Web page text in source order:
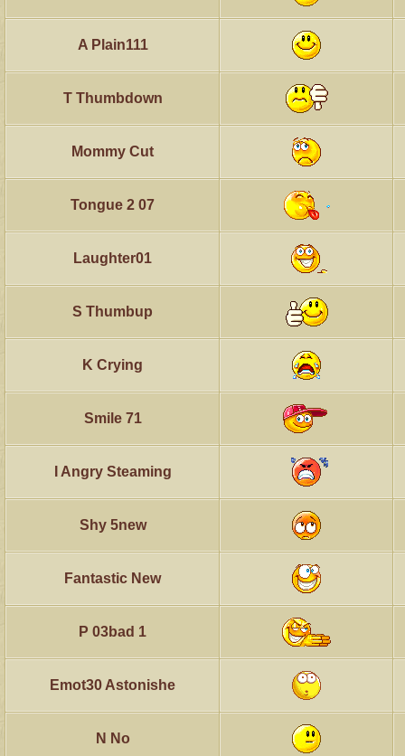
A Plain111
T Thumbdown
Mommy Cut
Tongue 2 07
Laughter01
S Thumbup
K Crying
Smile 71
I Angry Steaming
Shy 5new
Fantastic New
P 03bad 1
Emot30 Astonishe
N No